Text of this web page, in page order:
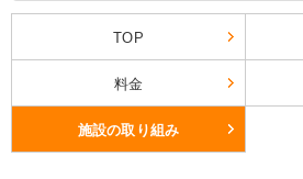
TOP
料金
施設の取り組み